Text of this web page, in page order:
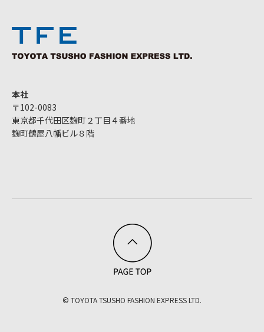
本社
〒102-0083
東京都千代田区麹町２丁目４番地
麹町鶴屋八幡ビル８階
© TOYOTA TSUSHO FASHION EXPRESS LTD.